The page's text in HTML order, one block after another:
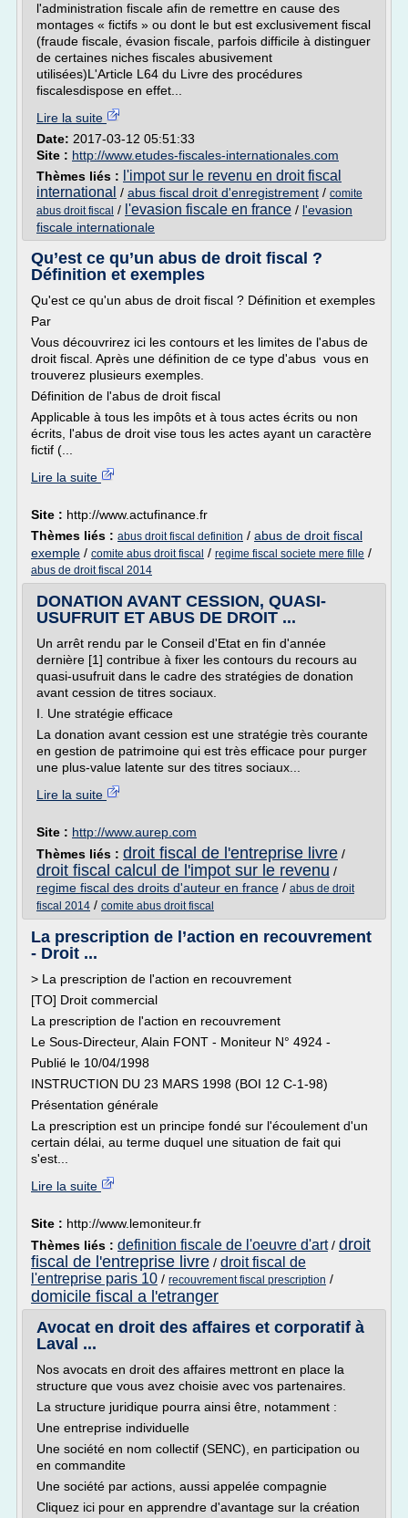
l'administration fiscale afin de remettre en cause des
montages « fictifs » ou dont le but est exclusivement fiscal
(fraude fiscale, évasion fiscale, parfois difficile à distinguer
de certaines niches fiscales abusivement
utilisées)L'Article L64 du Livre des procédures
fiscalesdispose en effet...
Lire la suite
Date: 2017-03-12 05:51:33
Site : http://www.etudes-fiscales-internationales.com
Thèmes liés : l'impot sur le revenu en droit fiscal
international / abus fiscal droit d'enregistrement / comite
abus droit fiscal / l'evasion fiscale en france / l'evasion
fiscale internationale
Qu’est ce qu’un abus de droit fiscal ?
Définition et exemples
Qu'est ce qu'un abus de droit fiscal ? Définition et exemples
Par
Vous découvrirez ici les contours et les limites de l'abus de
droit fiscal. Après une définition de ce type d'abus vous en
trouverez plusieurs exemples.
Définition de l'abus de droit fiscal
Applicable à tous les impôts et à tous actes écrits ou non
écrits, l'abus de droit vise tous les actes ayant un caractère
fictif (...
Lire la suite
Site : http://www.actufinance.fr
Thèmes liés : abus droit fiscal definition / abus de droit fiscal
exemple / comite abus droit fiscal / regime fiscal societe mere fille /
abus de droit fiscal 2014
DONATION AVANT CESSION, QUASI-
USUFRUIT ET ABUS DE DROIT ...
Un arrêt rendu par le Conseil d'Etat en fin d'année
dernière [1] contribue à fixer les contours du recours au
quasi-usufruit dans le cadre des stratégies de donation
avant cession de titres sociaux.
I. Une stratégie efficace
La donation avant cession est une stratégie très courante
en gestion de patrimoine qui est très efficace pour purger
une plus-value latente sur des titres sociaux...
Lire la suite
Site : http://www.aurep.com
Thèmes liés : droit fiscal de l'entreprise livre /
droit fiscal calcul de l'impot sur le revenu /
regime fiscal des droits d'auteur en france / abus de droit
fiscal 2014 / comite abus droit fiscal
La prescription de l’action en recouvrement
- Droit ...
> La prescription de l'action en recouvrement
[TO] Droit commercial
La prescription de l'action en recouvrement
Le Sous-Directeur, Alain FONT - Moniteur N° 4924 -
Publié le 10/04/1998
INSTRUCTION DU 23 MARS 1998 (BOI 12 C-1-98)
Présentation générale
La prescription est un principe fondé sur l'écoulement d'un
certain délai, au terme duquel une situation de fait qui
s'est...
Lire la suite
Site : http://www.lemoniteur.fr
Thèmes liés : definition fiscale de l'oeuvre d'art/ droit
fiscal de l'entreprise livre / droit fiscal de
l'entreprise paris 10 / recouvrement fiscal prescription /
domicile fiscal a l'etranger
Avocat en droit des affaires et corporatif à
Laval ...
Nos avocats en droit des affaires mettront en place la
structure que vous avez choisie avec vos partenaires.
La structure juridique pourra ainsi être, notamment :
Une entreprise individuelle
Une société en nom collectif (SENC), en participation ou
en commandite
Une société par actions, aussi appelée compagnie
Cliquez ici pour en apprendre d'avantage sur la création